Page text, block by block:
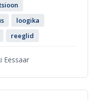
loogika
reeglid
Eessaar